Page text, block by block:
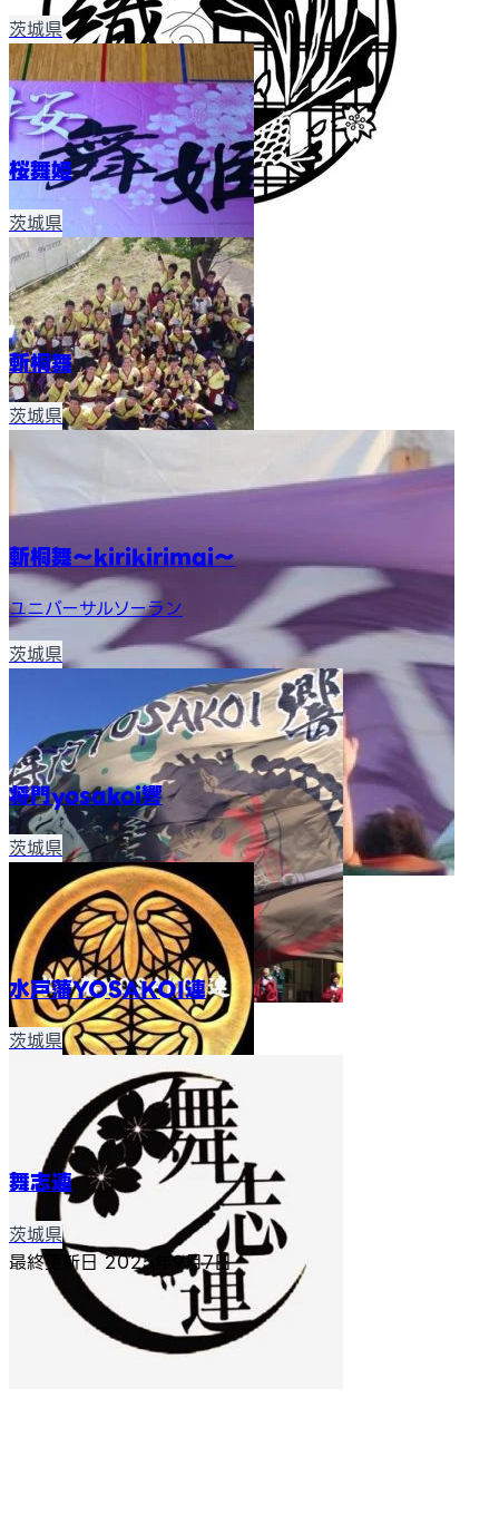
茨城県
桜舞姫
茨城県
斬桐舞
茨城県
斬桐舞～kirikirimai～
ユニバーサルソーラン
茨城県
将門yosakoi響
茨城県
水戸藩YOSAKOI連
茨城県
舞志連
茨城県
最終更新日2025年9月7日